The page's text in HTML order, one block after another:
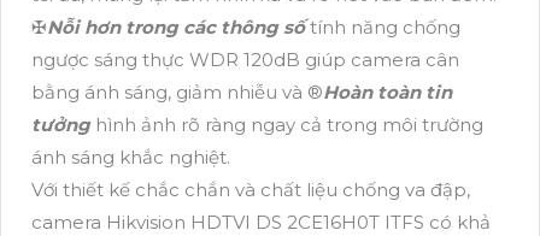
✠Nỗi hơn trong các thông sốtính năng chống
ngược sáng thực WDR 120dB giúp camera cân
bằng ánh sáng, giảm nhiễu và ®️Hoàn toàn tin
tưởnghình ảnh rõ ràng ngay cả trong môi trường
ánh sáng khắc nghiệt.
Với thiết kế chắc chắn và chất liệu chống va đập,
camera Hikvision HDTVI DS 2CE16H0T ITFS có khả